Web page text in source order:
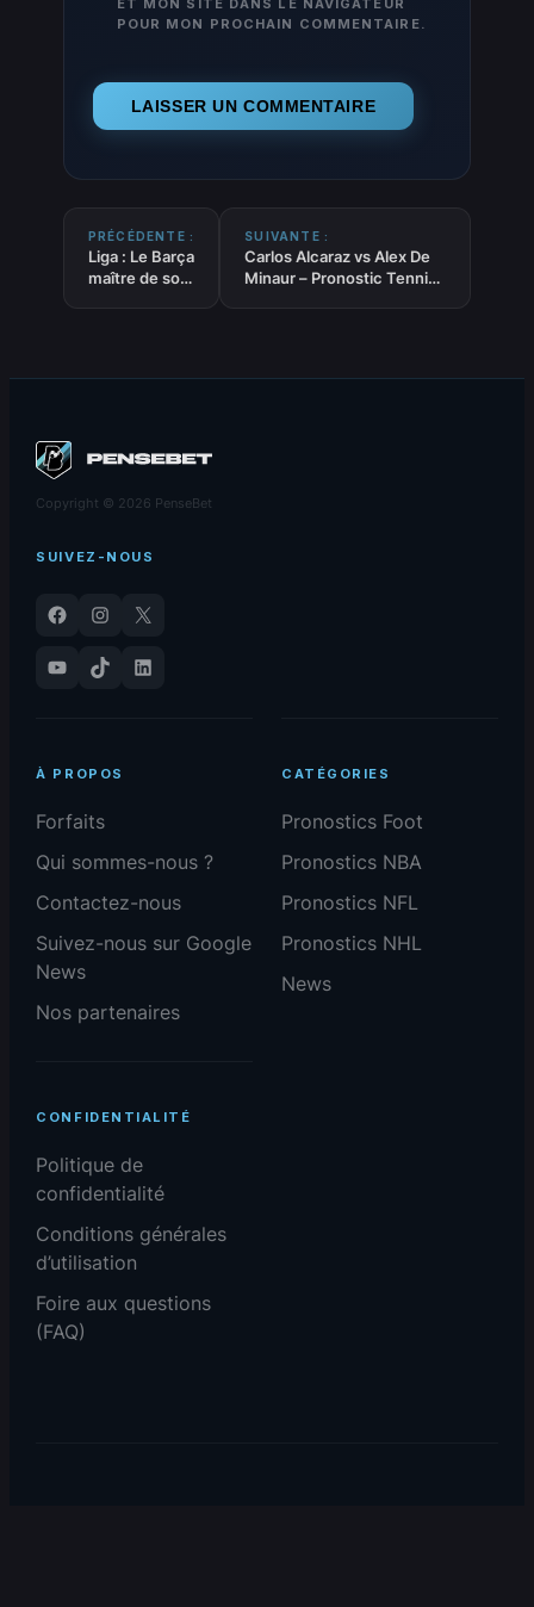
POUR MON PROCHAIN COMMENTAIRE.
PRÉCÉDENTE :
Liga : Le Barça
maître de son
SUIVANTE :
Carlos Alcaraz vs Alex De
Minaur – Pronostic Tennis
Copyright © 2026 PenseBet
SUIVEZ-NOUS
Facebook Instagram
X
YouTube
TikTok LinkedIn
À PROPOS
Forfaits
Qui sommes-nous ?
Contactez-nous
Suivez-nous sur Google
News
Nos partenaires
CATÉGORIES
Pronostics Foot
Pronostics NBA
Pronostics NFL
Pronostics NHL
News
CONFIDENTIALITÉ
Politique de
confidentialité
Conditions générales
d’utilisation
Foire aux questions
(FAQ)